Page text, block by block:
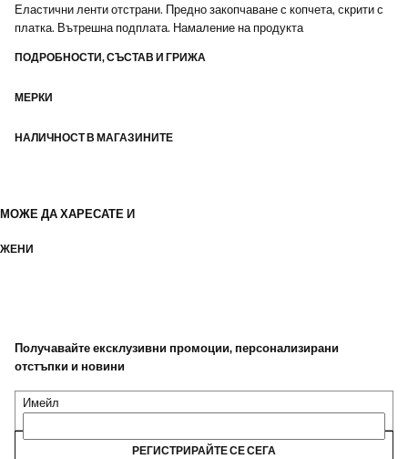
Еластични ленти отстрани. Предно закопчаване с копчета, скрити с
платка. Вътрешна подплата. Намаление на продукта
ПОДРОБНОСТИ, СЪСТАВ И ГРИЖА
МЕРКИ
НАЛИЧНОСТ В МАГАЗИНИТЕ
МОЖЕ ДА ХАРЕСАТЕ И
ЖЕНИ
Получавайте ексклузивни промоции, персонализирани
отстъпки и новини
Имейл
РЕГИСТРИРАЙТЕ СЕ СЕГА